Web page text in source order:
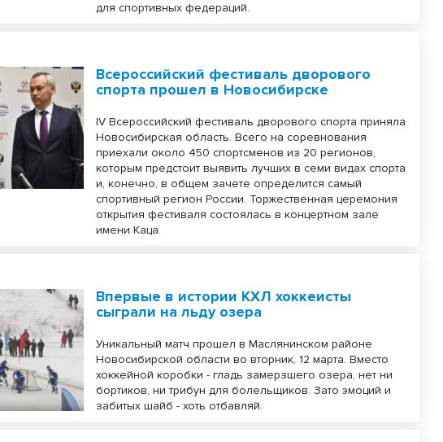
для спортивных федераций.
Всероссийский фестиваль дворового
спорта прошел в Новосибирске
IV Всероссийский фестиваль дворового спорта приняла
Новосибирская область. Всего на соревнования
приехали около 450 спортсменов из 20 регионов,
которым предстоит выявить лучших в семи видах спорта
и, конечно, в общем зачете определится самый
спортивный регион России. Торжественная церемония
открытия фестиваля состоялась в концертном зале
имени Каца.
Впервые в истории КХЛ хоккеисты
сыграли на льду озера
Уникальный матч прошел в Маслянинском районе
Новосибирской области во вторник, 12 марта. Вместо
хоккейной коробки - гладь замерзшего озера, нет ни
бортиков, ни трибун для болельщиков. Зато эмоций и
забитых шайб - хоть отбавляй.